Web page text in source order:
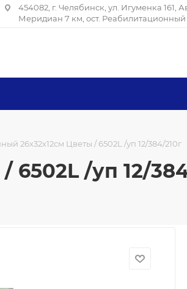
454082, г. Челябинск, ул. Игуменка 161,
Меридиан 7 км, ост.
26x32x12см Цветы / 6502L /уп 12/384/210г
6502L /уп 12/